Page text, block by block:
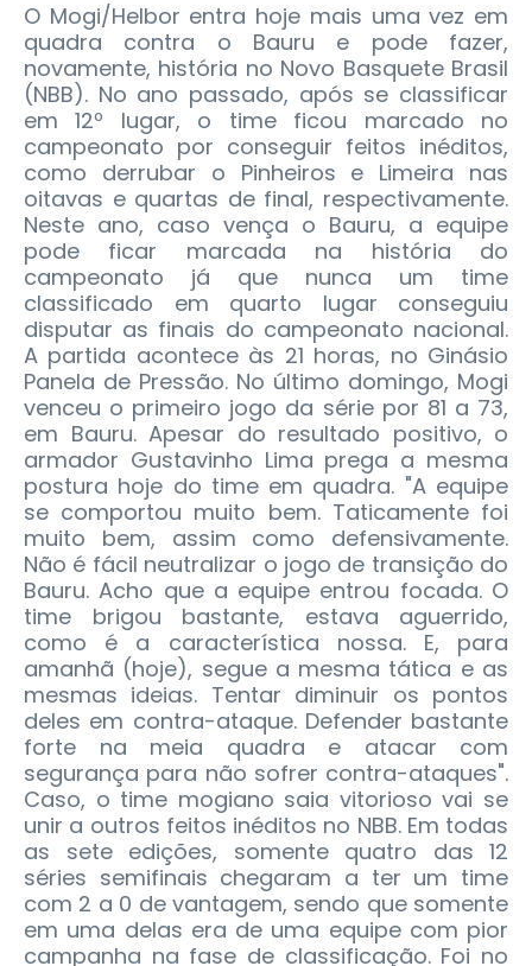
O Mogi/Helbor entra hoje mais uma vez em
quadra contra o Bauru e pode fazer,
novamente, história no Novo Basquete Brasil
(NBB). No ano passado, após se classificar
em 12º lugar, o time ficou marcado no
campeonato por conseguir feitos inéditos,
como derrubar o Pinheiros e Limeira nas
oitavas e quartas de final, respectivamente.
Neste ano, caso vença o Bauru, a equipe
pode ficar marcada na história do
campeonato já que nunca um time
classificado em quarto lugar conseguiu
disputar as finais do campeonato nacional.
A partida acontece às 21 horas, no Ginásio
Panela de Pressão. No último domingo, Mogi
venceu o primeiro jogo da série por 81 a 73,
em Bauru. Apesar do resultado positivo, o
armador Gustavinho Lima prega a mesma
postura hoje do time em quadra. "A equipe
se comportou muito bem. Taticamente foi
muito bem, assim como defensivamente.
Não é fácil neutralizar o jogo de transição do
Bauru. Acho que a equipe entrou focada. O
time brigou bastante, estava aguerrido,
como é a característica nossa. E, para
amanhã (hoje), segue a mesma tática e as
mesmas ideias. Tentar diminuir os pontos
deles em contra-ataque. Defender bastante
forte na meia quadra e atacar com
segurança para não sofrer contra-ataques".
Caso, o time mogiano saia vitorioso vai se
unir a outros feitos inéditos no NBB. Em todas
as sete edições, somente quatro das 12
séries semifinais chegaram a ter um time
com 2 a 0 de vantagem, sendo que somente
em uma delas era de uma equipe com pior
campanha na fase de classificação. Foi no